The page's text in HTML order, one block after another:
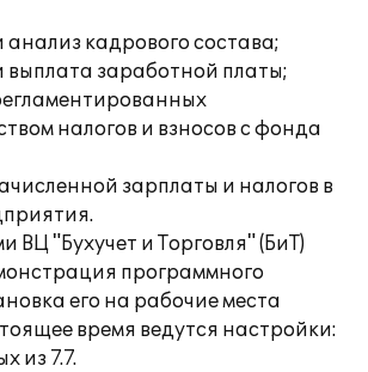
анализ кадрового состава;
выплата заработной платы;
налогов и взносов с фонда
зарплаты и налогов в
ВЦ "Бухучет и Торговля" (БиТ)
программного
его на рабочие места
время ведутся настройки:
из 7.7.